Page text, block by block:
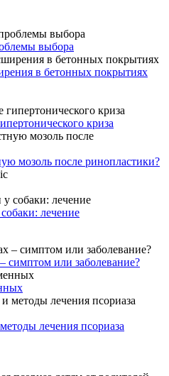
выбора
в бетонных покрытиях
криза
мозоль после ринопластики?
лечение
симптом или заболевание?
лечения псориаза